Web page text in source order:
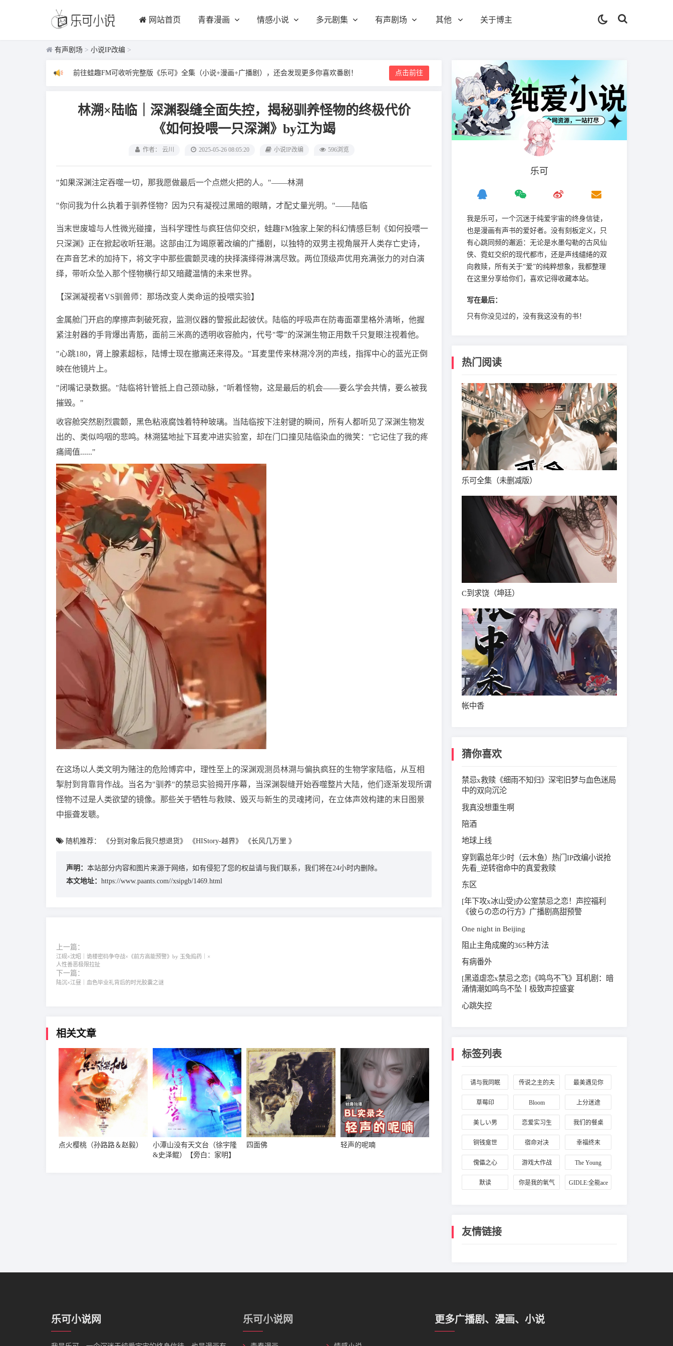
网站首页 青春漫画 情感小说 多元剧集 有声剧场 其他 关于博主
有声剧场 > 小说IP改编 >
前往蛙趣FM可收听完整版《乐可》全集（小说+漫画+广播剧），还会发现更多你喜欢番剧！ 点击前往
林溯×陆临｜深渊裂缝全面失控，揭秘驯养怪物的终极代价
《如何投喂一只深渊》by江为竭
作者： 云川 2025-05-26 08:05:20 小说IP改编 596浏览
"如果深渊注定吞噬一切，那我愿做最后一个点燃火把的人。"——林溯
"你问我为什么执着于驯养怪物？因为只有凝视过黑暗的眼睛，才配丈量光明。"——陆临
当末世废墟与人性微光碰撞，当科学理性与疯狂信仰交织，蛙趣FM独家上架的科幻情感巨制《如何投喂一
只深渊》正在掀起收听狂潮。这部由江为竭原著改编的广播剧，以独特的双男主视角展开人类存亡史诗，
在声音艺术的加持下，将文字中那些震颤灵魂的抉择演绎得淋漓尽致。两位顶级声优用充满张力的对白演
绎，带听众坠入那个怪物横行却又暗藏温情的未来世界。
【深渊凝视者VS驯兽师：那场改变人类命运的投喂实验】
金属舱门开启的摩擦声刺破死寂，监测仪器的警报此起彼伏。陆临的呼吸声在防毒面罩里格外清晰，他握
紧注射器的手背爆出青筋，面前三米高的透明收容舱内，代号"零"的深渊生物正用数千只复眼注视着他。
"心跳180，肾上腺素超标，陆博士现在撤离还来得及。"耳麦里传来林溯冷冽的声线，指挥中心的蓝光正倒
映在他镜片上。
"闭嘴记录数据。"陆临将针管抵上自己颈动脉，"听着怪物，这是最后的机会——要么学会共情，要么被我
摧毁。"
收容舱突然剧烈震颤，黑色粘液腐蚀着特种玻璃。当陆临按下注射键的瞬间，所有人都听见了深渊生物发
出的、类似呜咽的悲鸣。林溯猛地扯下耳麦冲进实验室，却在门口撞见陆临染血的微笑："它记住了我的疼
痛阈值......"
在这场以人类文明为赌注的危险博弈中，理性至上的深渊观测员林溯与偏执疯狂的生物学家陆临，从互相
掣肘到背靠背作战。当名为"驯养"的禁忌实验揭开序幕，当深渊裂缝开始吞噬整片大陆，他们逐渐发现所谓
怪物不过是人类欲望的镜像。那些关于牺牲与救赎、毁灭与新生的灵魂拷问，在立体声效构建的末日图景
中振聋发聩。
随机推荐： 《分到对象后我只想退货》 《HIStory-越界》 《长风几万里 》
声明： 本站部分内容和图片来源于网络，如有侵犯了您的权益请与我们联系，我们将在24小时内删除。
本文地址： https://www.paants.com//xsipgb/1469.html
上一篇：
江砚×沈昭｜诡楼密码争夺战×《前方高能预警》by 玉兔捣药｜×
人性善恶极限拉扯
下一篇：
陆沉×江昼｜血色毕业礼背后的时光胶囊之谜
相关文章
点火樱桃（孙路路＆赵毅）
小潭山没有天文台（徐宇隆
&史泽鲲）【旁白：家明】
四面佛 轻声的呢喃
乐可
我是‌乐可，一个沉迷于纯爱宇宙的终身信徒，
也是漫画有声书的爱好者。没有刻板定义，只
有心跳同频的邂逅：无论是水墨勾勒的古风仙
侠、霓虹交织的现代都市，还是声线缱绻的双
向救赎，所有关于“爱”的纯粹想象，我都整理
在这里分享给你们，喜欢记得收藏本站。
写在最后：
只有你没见过的，没有我这没有的书！
热门阅读
乐可全集（未删减版）
C到求饶（坤廷）
帐中香
猜你喜欢
禁忌x救赎《细雨不知归》深宅旧梦与血色迷局
中的双向沉沦
我真没想重生啊
陪酒
地球上线
穿到霸总年少时（云木鱼）‌热门IP改编小说抢
先看‌_逆转宿命中的真爱救赎
东区
[年下攻x冰山受]办公室禁忌之恋！声控福利
《彼らの恋の行方》广播剧高甜预警
One night in Beijing
阻止主角成魔的365种方法
有病番外
[黑道虐恋x禁忌之恋]《鸣鸟不飞》耳机剧：暗
涌情潮如鸣鸟不坠丨极致声控盛宴
心跳失控
标签列表
请与我同眠 传说之主的夫 最美遇见你
草莓印 Bloom 上分迷途
美しい男 恋爱实习生 我们的餐桌
铜钱龛世 宿命对决 幸福终末
傀儡之心 游戏大作战 The Young
Protectors
默读 你是我的氧气 GIDLE:全能ace
友情链接
乐可小说网 乐可小说网 更多广播剧、漫画、小说